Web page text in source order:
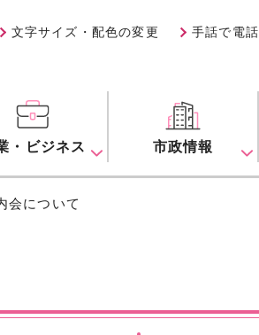
文字サイズ・配色の変更 手話で電話
・ビジネス 市政情報
会について